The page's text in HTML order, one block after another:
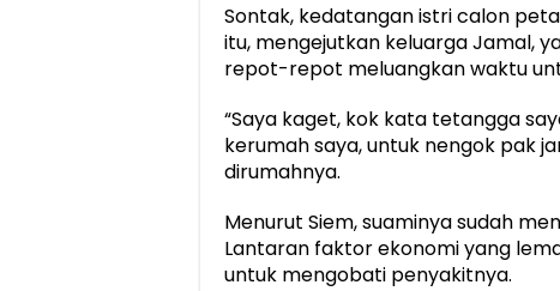
Sontak, kedatangan istri calon
itu, mengejutkan keluarga Jamal,
repot-repot meluangkan waktu
“Saya kaget, kok kata tetangga
kerumah saya, untuk nengok pak
dirumahnya.
Menurut Siem, suaminya sudah
Lantaran faktor ekonomi yang
untuk mengobati penyakitnya.